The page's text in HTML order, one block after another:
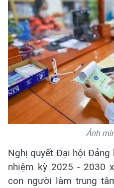
Ảnh
Nghị quyết Đại hội Đảng
nhiệm kỳ 2025 - 2030
con người làm trung